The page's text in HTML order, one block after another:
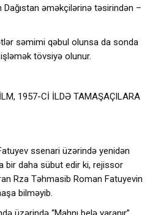
əməkçilərinə təsirindən –
səmimi qəbul olunsa da sonda
tövsiyə olunur.
1957-Cİ İLDƏ TAMAŞAÇILARA
ssenari üzərində yenidən
bir daha sübut edir ki, rejissor
Rza Təhmasib Roman Fatuyevin
bilməyib.